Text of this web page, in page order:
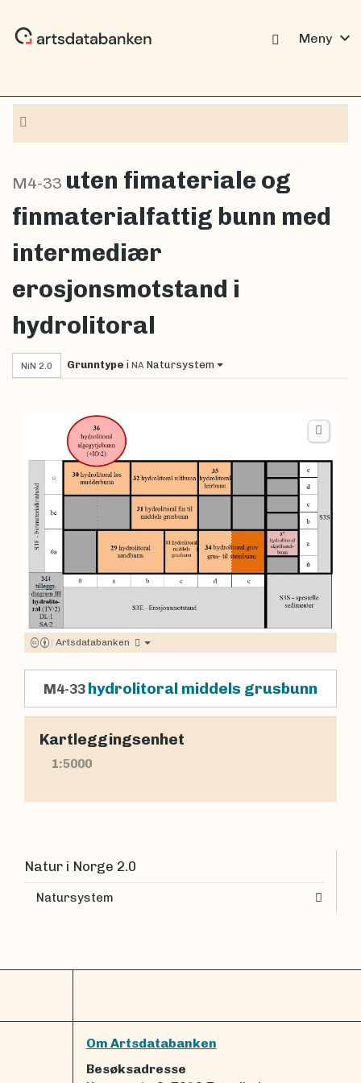
Meny expand_more
M4-33 uten fimateriale og
finmaterialfattig bunn med
intermediær
erosjonsmotstand i
hydrolitoral
NiN 2.0 Grunntype i NA Natursystem
| Artsdatabanken
M4-33 hydrolitoral middels grusbunn
Kartleggingsenhet
1:5000
Natur i Norge 2.0
Natursystem
Om Artsdatabanken
Besøksadresse